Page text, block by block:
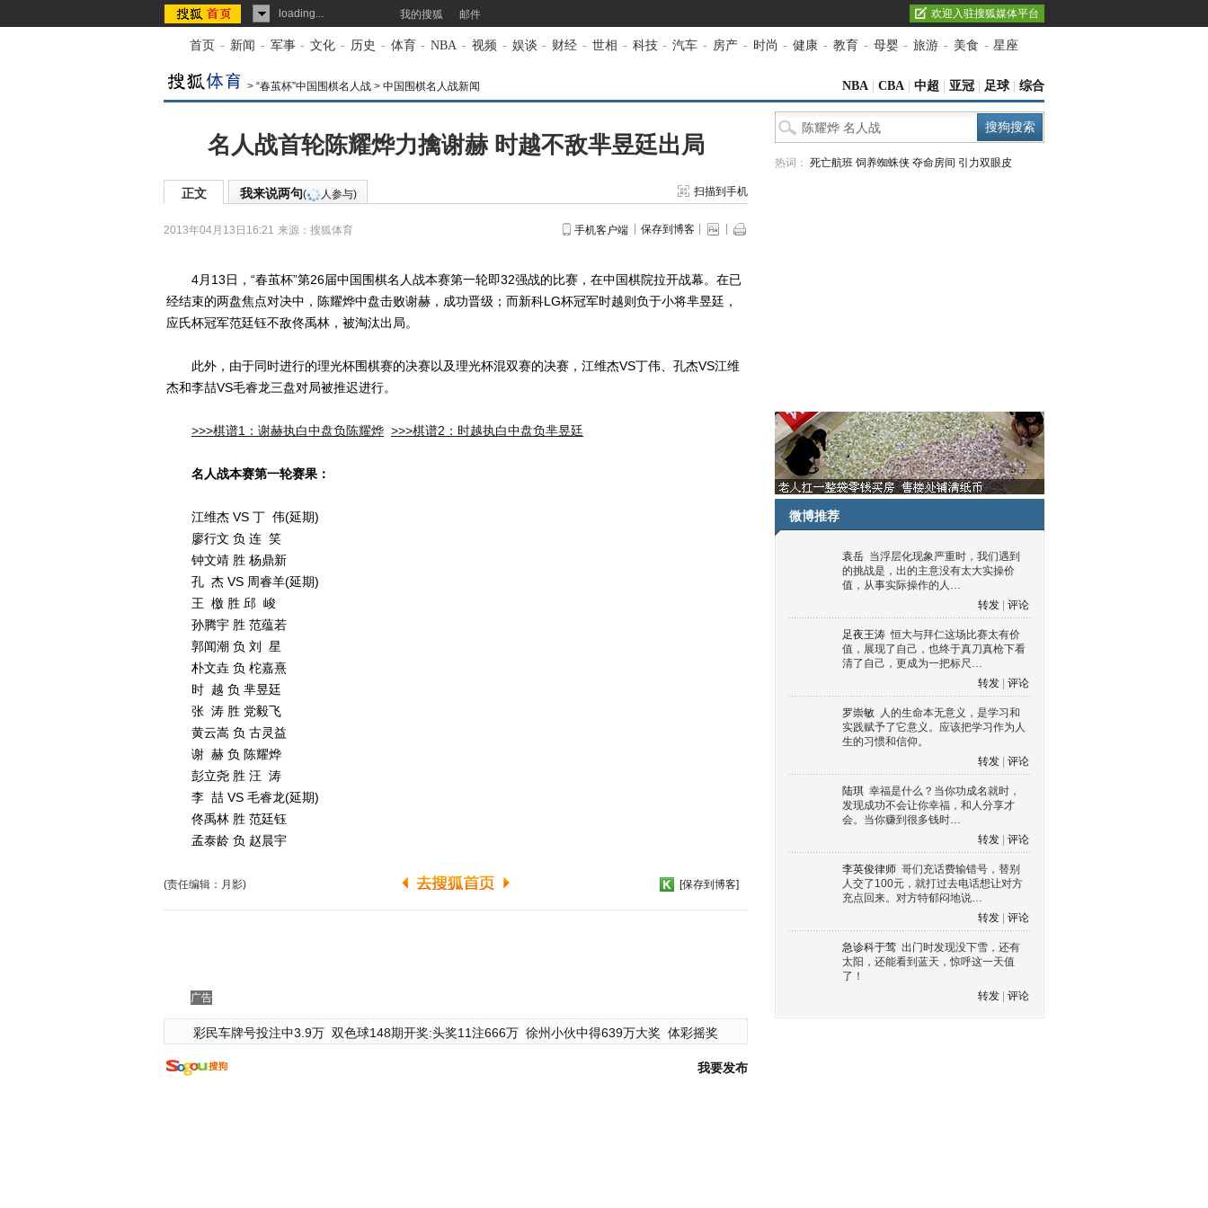
loading... 我的搜狐 邮件 欢迎入驻搜狐媒体平台
首页 - 新闻 - 军事 - 文化 - 历史 - 体育 - NBA - 视频 - 娱谈 - 财经 - 世相 - 科技 - 汽车 - 房产 - 时尚 - 健康 - 教育 - 母婴 - 旅游 - 美食 - 星座
> “春茧杯”中国围棋名人战 > 中国围棋名人战新闻 NBA CBA 中超 亚冠 足球 综合
名人战首轮陈耀烨力擒谢赫 时越不敌芈昱廷出局
正文 我来说两句( 人参与) 扫描到手机
2013年04月13日16:21 来源： 搜狐体育 手机客户端 保存到博客
4月13日，“春茧杯”第26届中国围棋名人战本赛第一轮即32强战的比赛，在中国棋院拉开战幕。在已
经结束的两盘焦点对决中，陈耀烨中盘击败谢赫，成功晋级；而新科LG杯冠军时越则负于小将芈昱廷，
应氏杯冠军范廷钰不敌佟禹林，被淘汰出局。
此外，由于同时进行的理光杯围棋赛的决赛以及理光杯混双赛的决赛，江维杰VS丁伟、孔杰VS江维
杰和李喆VS毛睿龙三盘对局被推迟进行。
>>>棋谱1：谢赫执白中盘负陈耀烨 >>>棋谱2：时越执白中盘负芈昱廷
名人战本赛第一轮赛果：
江维杰 VS 丁 伟(延期)
廖行文 负 连 笑
钟文靖 胜 杨鼎新
孔 杰 VS 周睿羊(延期)
王 檄 胜 邱 峻
孙腾宇 胜 范蕴若
郭闻潮 负 刘 星
朴文垚 负 柁嘉熹
时 越 负 芈昱廷
张 涛 胜 党毅飞
黄云嵩 负 古灵益
谢 赫 负 陈耀烨
彭立尧 胜 汪 涛
李 喆 VS 毛睿龙(延期)
佟禹林 胜 范廷钰
孟泰龄 负 赵晨宇
(责任编辑：月影) [保存到博客]
广告
彩民车牌号投注中3.9万 双色球148期开奖:头奖11注666万 徐州小伙中得639万大奖 体彩摇奖
我要发布
热词： 死亡航班 饲养蜘蛛侠 夺命房间 引力双眼皮
微博推荐
袁岳 当浮层化现象严重时，我们遇到
的挑战是，出的主意没有太大实操价
值，从事实际操作的人…
转发
评论
足夜王涛 恒大与拜仁这场比赛太有价
值，展现了自己，也终于真刀真枪下看
清了自己，更成为一把标尺…
转发
评论
罗崇敏 人的生命本无意义，是学习和
实践赋予了它意义。应该把学习作为人
生的习惯和信仰。
转发
评论
陆琪 幸福是什么？当你功成名就时，
发现成功不会让你幸福，和人分享才
会。当你赚到很多钱时…
转发
评论
李英俊律师 哥们充话费输错号，替别
人交了100元，就打过去电话想让对方
充点回来。对方特郁闷地说…
转发
评论
急诊科于莺 出门时发现没下雪，还有
太阳，还能看到蓝天，惊呼这一天值
了！
转发
评论